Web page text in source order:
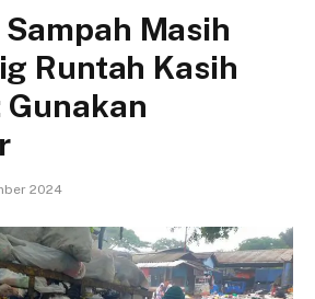
Masih
Runtah Kasih
Gunakan
2024